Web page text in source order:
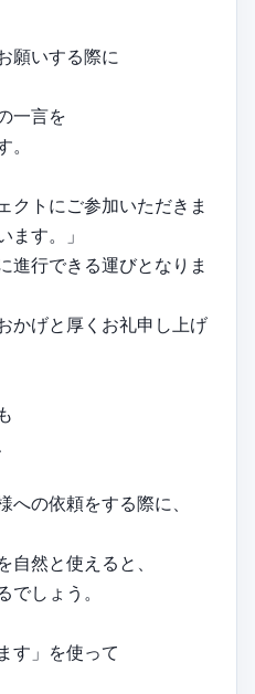
願いする際に
一言を
クトにご参加いただきま
ます。」
進行できる運びとなりま
かげと厚くお礼申し上げ
の依頼をする際に、
自然と使えると、
でしょう。
す」を使って